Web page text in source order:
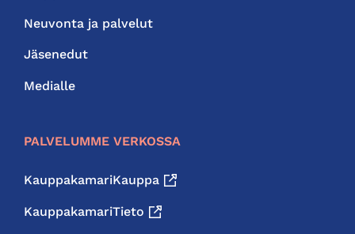
Neuvonta ja palvelut
Jäsenedut
Medialle
PALVELUMME VERKOSSA
KauppakamariKauppa
KauppakamariTieto